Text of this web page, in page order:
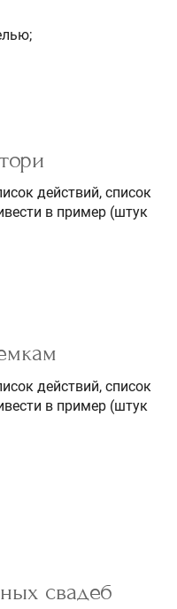
действий, список
в пример (штук
действий, список
в пример (штук
свадеб